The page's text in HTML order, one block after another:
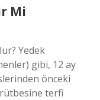
Mi
Yedek
gibi, 12 ay
önceki
terfi